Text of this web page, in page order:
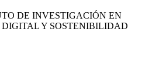
DE INVESTIGACIÓN EN
Y SOSTENIBILIDAD